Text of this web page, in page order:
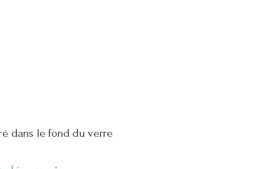
dans le fond du verre